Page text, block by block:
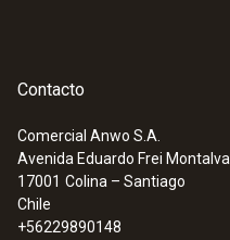
Contacto
Comercial Anwo S.A.
Avenida Eduardo Frei Montalva
17001 Colina – Santiago
Chile
+56229890148